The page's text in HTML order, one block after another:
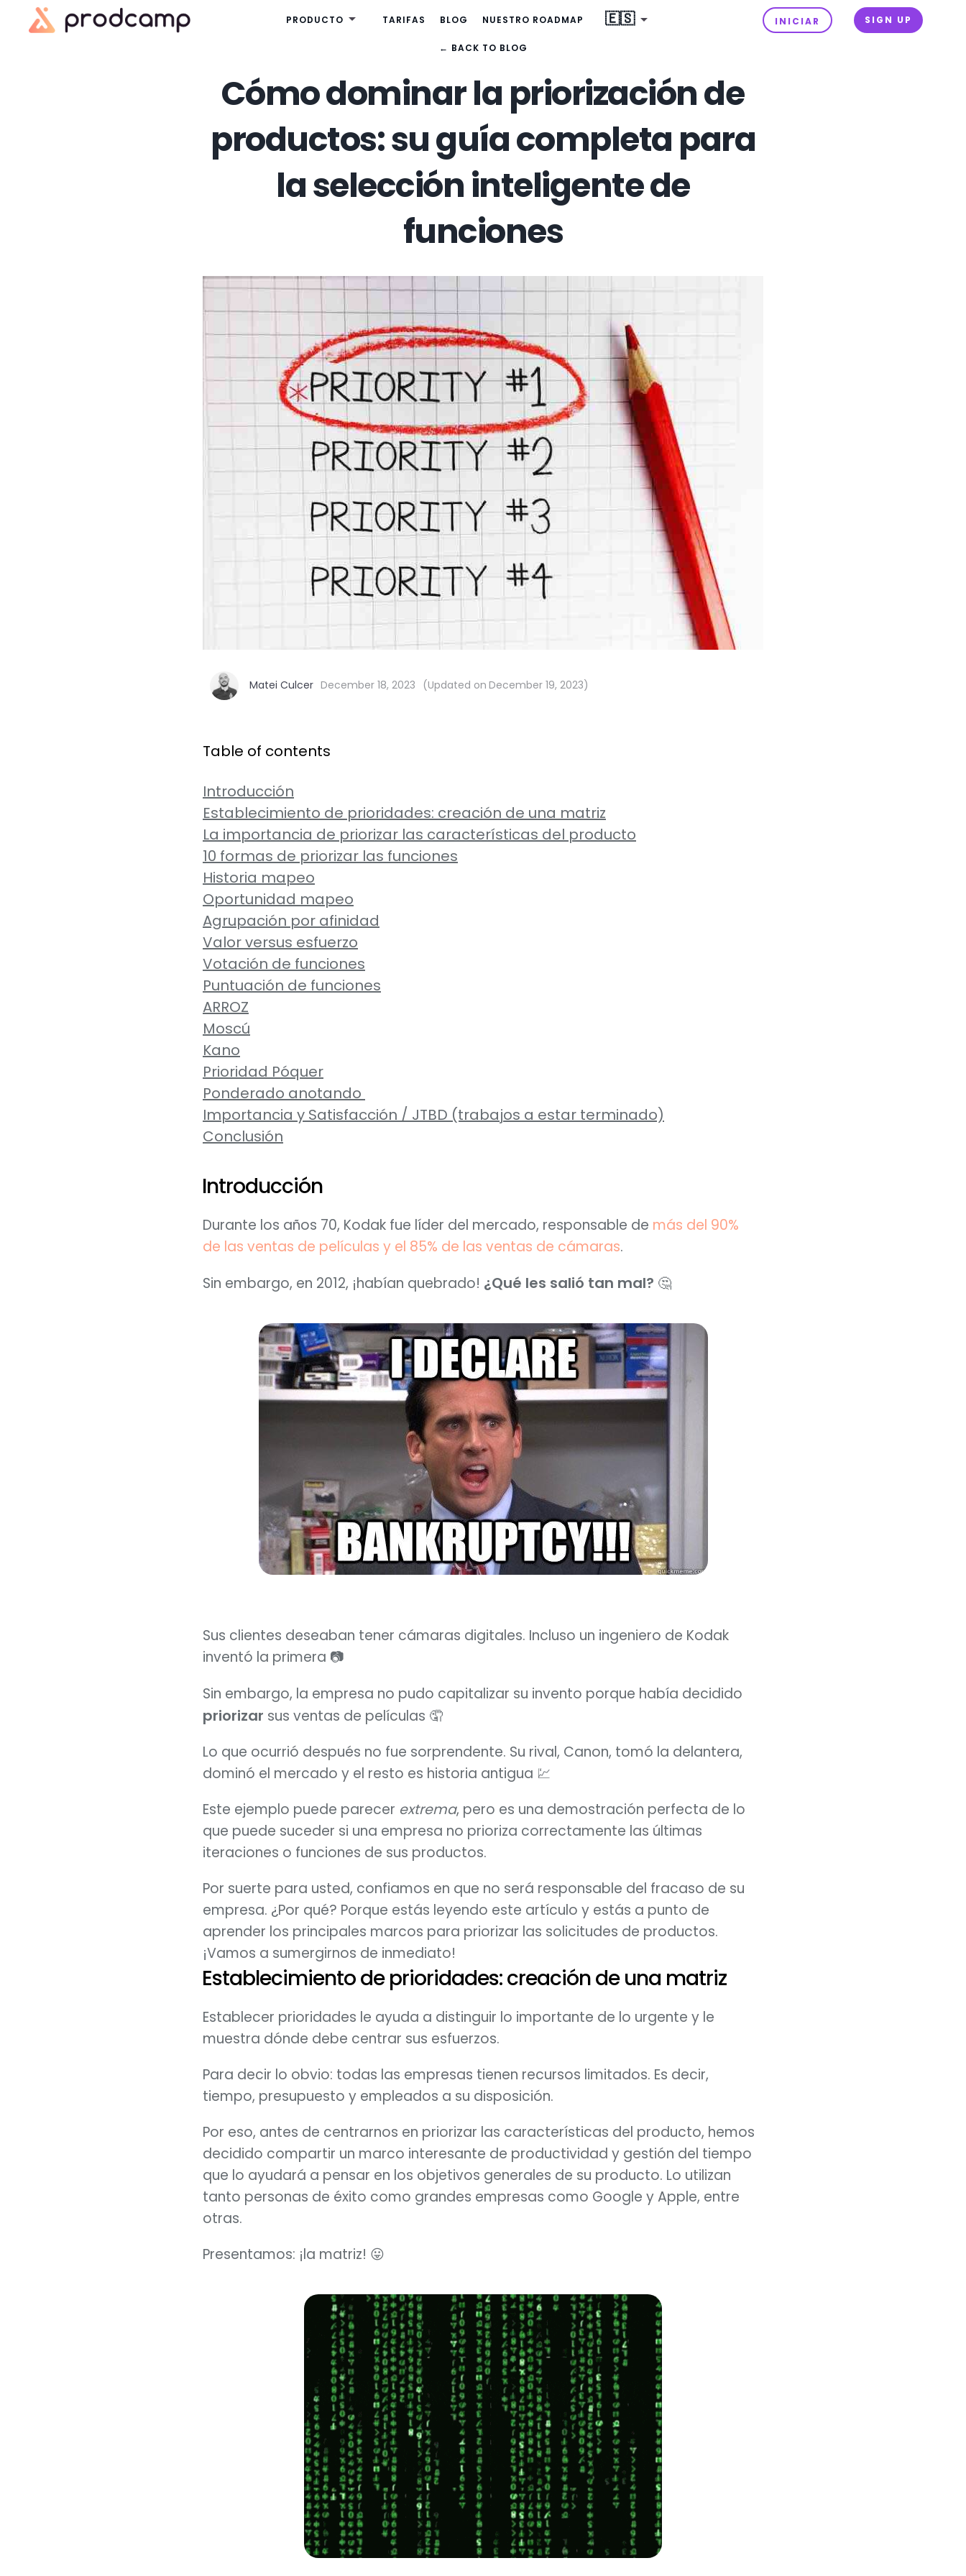
PRODUCTO TARIFAS BLOG NUESTRO ROADMAP 🇪🇸 INICIAR SIGN UP
← BACK TO BLOG
Cómo dominar la priorización de
productos: su guía completa para
la selección inteligente de
funciones
Matei Culcer December 18, 2023 (Updated on December 19, 2023)
Table of contents
Introducción
Establecimiento de prioridades: creación de una matriz
La importancia de priorizar las características del producto
10 formas de priorizar las funciones
Historia mapeo
Oportunidad mapeo
Agrupación por afinidad
Valor versus esfuerzo
Votación de funciones
Puntuación de funciones
ARROZ
Moscú
Kano
Prioridad Póquer
Ponderado anotando
Importancia y Satisfacción / JTBD (trabajos a estar terminado)
Conclusión
Introducción
Durante los años 70, Kodak fue líder del mercado, responsable de más del 90%
de las ventas de películas y el 85% de las ventas de cámaras.
Sin embargo, en 2012, ¡habían quebrado! ¿Qué les salió tan mal? 🤔
Sus clientes deseaban tener cámaras digitales. Incluso un ingeniero de Kodak
inventó la primera 📷
Sin embargo, la empresa no pudo capitalizar su invento porque había decidido
priorizar sus ventas de películas 🤦
Lo que ocurrió después no fue sorprendente. Su rival, Canon, tomó la delantera,
dominó el mercado y el resto es historia antigua 💹
Este ejemplo puede parecer extrema, pero es una demostración perfecta de lo
que puede suceder si una empresa no prioriza correctamente las últimas
iteraciones o funciones de sus productos.
Por suerte para usted, confiamos en que no será responsable del fracaso de su
empresa. ¿Por qué? Porque estás leyendo este artículo y estás a punto de
aprender los principales marcos para priorizar las solicitudes de productos.
¡Vamos a sumergirnos de inmediato!
Establecimiento de prioridades: creación de una matriz
Establecer prioridades le ayuda a distinguir lo importante de lo urgente y le
muestra dónde debe centrar sus esfuerzos.
Para decir lo obvio: todas las empresas tienen recursos limitados. Es decir,
tiempo, presupuesto y empleados a su disposición.
Por eso, antes de centrarnos en priorizar las características del producto, hemos
decidido compartir un marco interesante de productividad y gestión del tiempo
que lo ayudará a pensar en los objetivos generales de su producto. Lo utilizan
tanto personas de éxito como grandes empresas como Google y Apple, entre
otras.
Presentamos: ¡la matriz! 😛